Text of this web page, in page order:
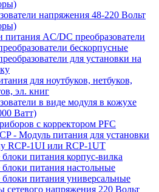
напряжения 48-220 Вольт
питания AC/DC преобразователи
бескорпусные
для установки на
для ноутбуков, нетбуков,
эл. книг
в виде модуля в кожухе
Ватт)
с корректором PFC
- Модуль питания для установки
RCP-1UI или RCP-1UT
питания корпус-вилка
питания настольные
питания универсальные
сетевого напряжения 220 Вольт